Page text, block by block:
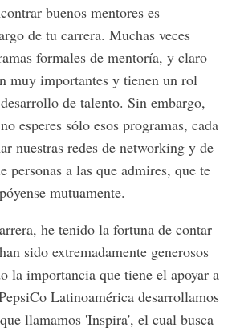
buenos mentores es
de tu carrera. Muchas veces
formales de mentoría, y claro
muy importantes y tienen un rol
de talento. Sin embargo,
esperes sólo esos programas, cada
nuestras redes de networking y de
personas a las que admires, que te
mutuamente.
he tenido la fortuna de contar
sido extremadamente generosos
la importancia que tiene el apoyar a
Latinoamérica desarrollamos
llamamos 'Inspira', el cual busca